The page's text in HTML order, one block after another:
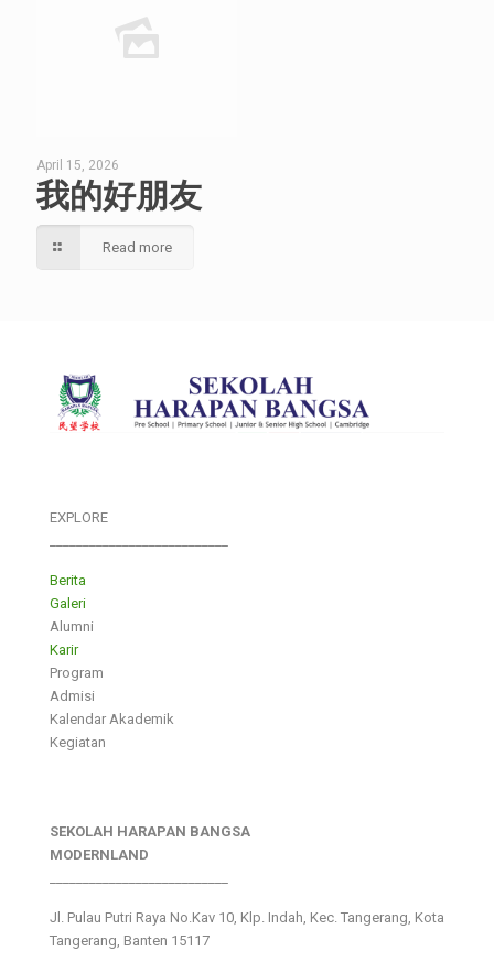
April 15, 2026
我的好朋友
Read more
EXPLORE
Berita
Galeri
Alumni
Karir
Program
Admisi
Kalendar Akademik
Kegiatan
SEKOLAH HARAPAN BANGSA
MODERNLAND
Jl. Pulau Putri Raya No.Kav 10, Klp. Indah, Kec. Tangerang, Kota
Tangerang, Banten 15117